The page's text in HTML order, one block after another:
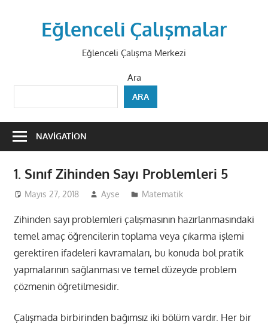
Eğlenceli Çalışmalar
Eğlenceli Çalışma Merkezi
Ara
ARA
NAVIGATION
1. Sınıf Zihinden Sayı Problemleri 5
Mayıs 27, 2018 Ayse Matematik
Zihinden sayı problemleri çalışmasının hazırlanmasındaki
temel amaç öğrencilerin toplama veya çıkarma işlemi
gerektiren ifadeleri kavramaları, bu konuda bol pratik
yapmalarının sağlanması ve temel düzeyde problem
çözmenin öğretilmesidir.
Çalışmada birbirinden bağımsız iki bölüm vardır. Her bir